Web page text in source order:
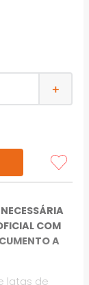
＋
COM
A
latas de